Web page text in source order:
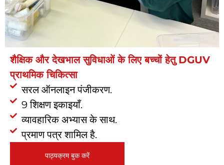
शैक्षिक और देखभाल सुविधाओं के लिए बच्चों हेतु DGUV
प्राथमिक चिकित्सा
सरल ऑनलाइन पंजीकरण.
9 शिक्षण इकाइयाँ.
व्यावहारिक अभ्यास के साथ.
प्रमाण पत्र शामिल है.
पाठ्यक्रम बुक करें